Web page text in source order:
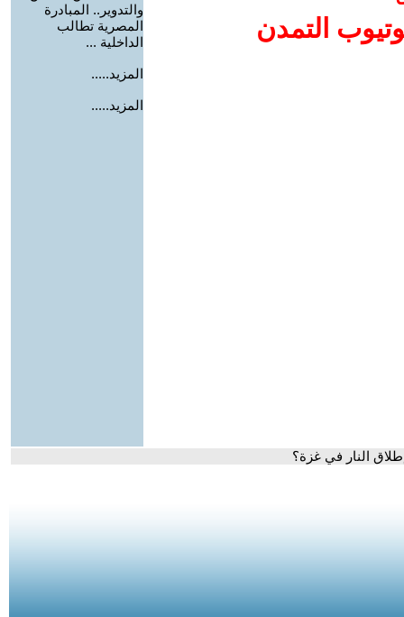
التمدن
والتدوير.. المبادرة
المصرية تطالب
الداخلية ...
المزيد.....
المزيد.....
النار في غزة؟